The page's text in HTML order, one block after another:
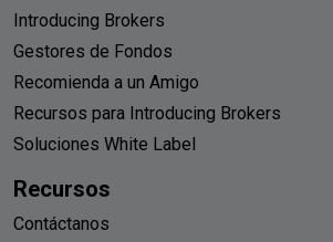
Introducing Brokers
Gestores de Fondos
Recomienda a un Amigo
Recursos para Introducing Brokers
Soluciones White Label
Recursos
Contáctanos